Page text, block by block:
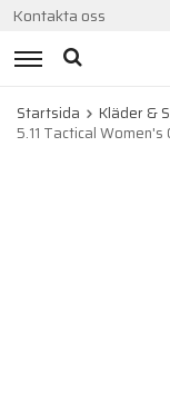
Kontakta oss
Startsida Kläder &
5.11 Tactical Women's